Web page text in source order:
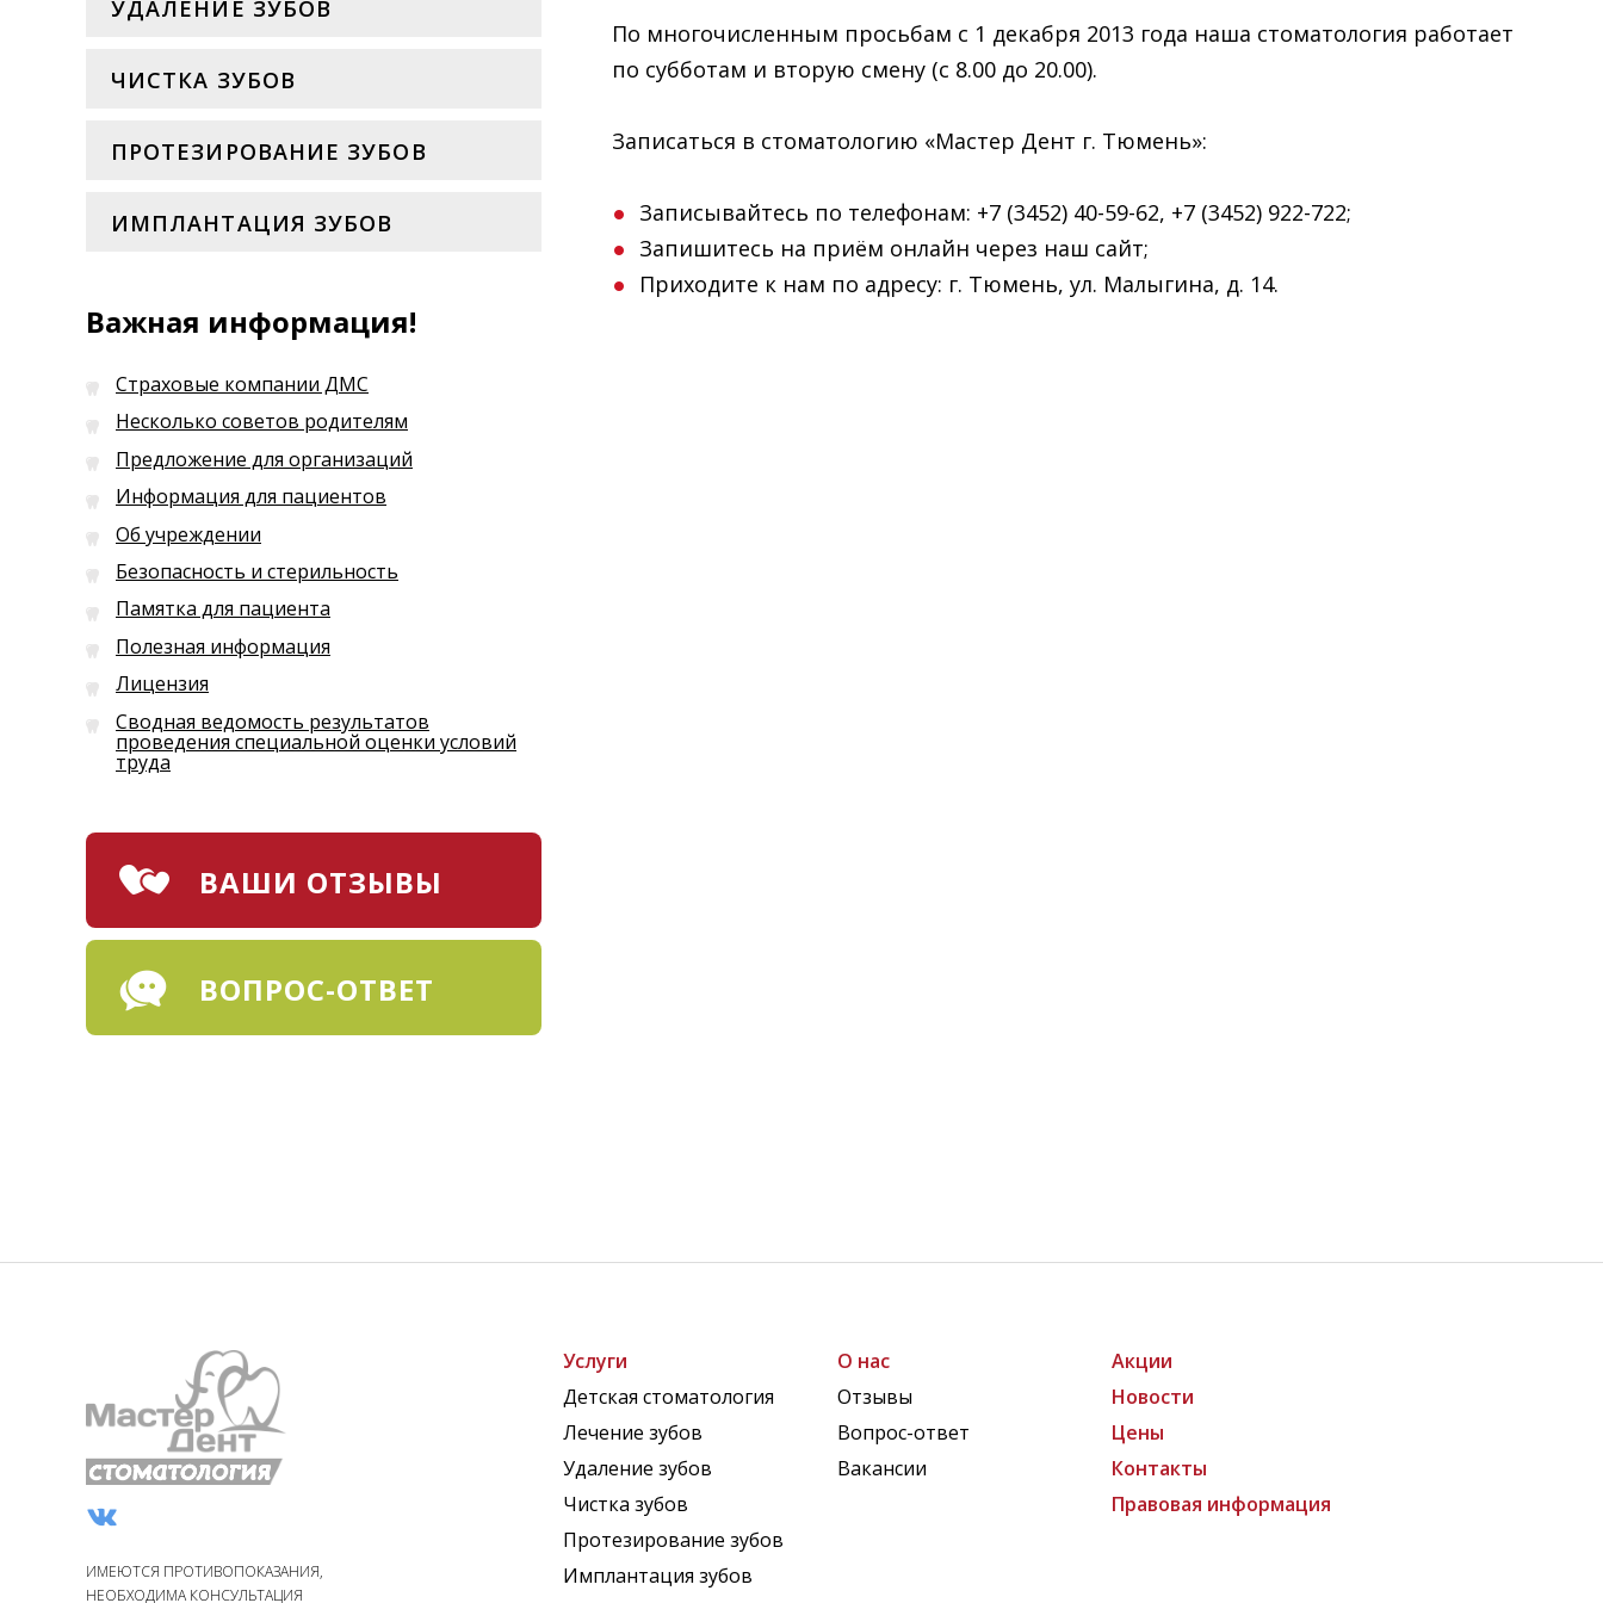
По многочисленным просьбам с 1 декабря 2013 года наша стоматология работает
по субботам и вторую смену (с 8.00 до 20.00).
Записаться в стоматологию «Мастер Дент г. Тюмень»:
Записывайтесь по телефонам: +7 (3452) 40-59-62, +7 (3452) 922-722;
Запишитесь на приём онлайн через наш сайт;
Приходите к нам по адресу: г. Тюмень, ул. Малыгина, д. 14.
УДАЛЕНИЕ ЗУБОВ
ЧИСТКА ЗУБОВ
ПРОТЕЗИРОВАНИЕ ЗУБОВ
ИМПЛАНТАЦИЯ ЗУБОВ
Важная информация!
Страховые компании ДМС
Несколько советов родителям
Предложение для организаций
Информация для пациентов
Об учреждении
Безопасность и стерильность
Памятка для пациента
Полезная информация
Лицензия
Сводная ведомость результатов
проведения специальной оценки условий
труда
ВАШИ ОТЗЫВЫ
ВОПРОС-ОТВЕТ
Услуги
Детская стоматология
Лечение зубов
Удаление зубов
Чистка зубов
Протезирование зубов
Имплантация зубов
О нас
Отзывы
Вопрос-ответ
Вакансии
Акции
Новости
Цены
Контакты
Правовая информация
ИМЕЮТСЯ ПРОТИВОПОКАЗАНИЯ,
НЕОБХОДИМА КОНСУЛЬТАЦИЯ